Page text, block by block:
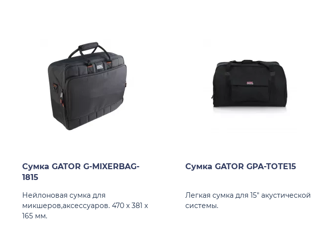
Сумка GATOR G-MIXERBAG-
1815
Нейлоновая cумка для
микшеров,аксессуаров. 470 х 381 х
165 мм.
Сумка GATOR GPA-TOTE15
Легкая сумка для 15" акустической
системы.